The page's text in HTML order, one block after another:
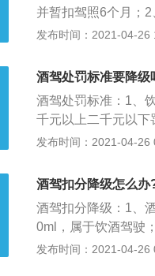
内不得重新获取驾
金。
并暂扣驾照6个月；
以下拘留，并且5年
动车辆，吊销驾照，
决后处以拘役，并处
发布时间：2021-04-26
酒驾处罚标准要降级
酒驾处罚标准：1、
千元以上二千元以下
的，处十日以下拘留
证，依法追究刑事责
运机动车的，处十
重新取得机动车驾
约束至酒醒，吊销
车驾驶证，重新取得
发布时间：2021-04-26
酒驾扣分降级怎么办
酒驾扣分降级：1、
0ml，属于饮酒驾驶
饮酒驾驶属于违法行
发布时间：2021-04-26